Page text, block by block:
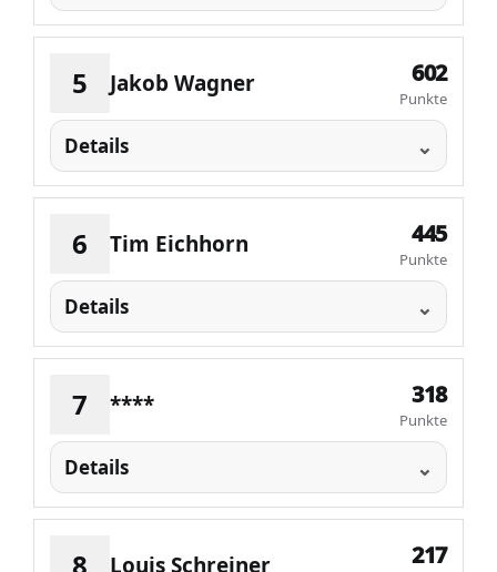
5 Jakob Wagner 602
Punkte
Details
6 Tim Eichhorn 445
Punkte
Details
7 **** 318
Punkte
Details
Louis Schreiner 217